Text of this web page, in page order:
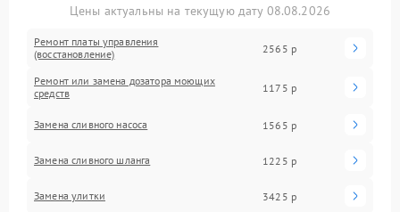
Цены актуальны на текущую дату 08.08.2026
Ремонт платы управления
(восстановление)
2565 р
Ремонт или замена дозатора моющих
средств
1175 р
Замена сливного насоса 1565 р
Замена сливного шланга 1225 р
Замена улитки 3425 р